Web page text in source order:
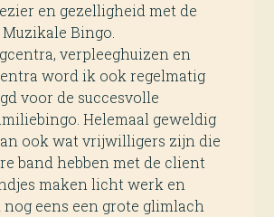
en gezelligheid met de
Bingo.
verpleeghuizen en
word ik ook regelmatig
voor de succesvolle
Helemaal geweldig
ook wat vrijwilligers zijn die
band hebben met de client
maken licht werk en
eens een grote glimlach